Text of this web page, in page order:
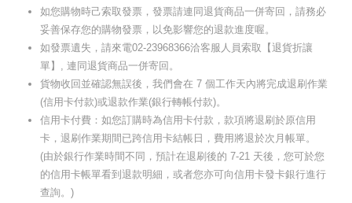
如您購物時己索取發票，發票請連同退貨商品一併寄回，請務必
妥善保存您的購物發票，以免影響您的退款進度喔。
如發票遺失，請來電02-23968366洽客服人員索取【退貨折讓
單】, 連同退貨商品一併寄回。
貨物收回並確認無誤後，我們會在 7 個工作天內將完成退刷作業
(信用卡付款)或退款作業(銀行轉帳付款)。
信用卡付費：如您訂購時為信用卡付款，款項將退刷於原信用
卡，退刷作業期間已跨信用卡結帳日，費用將退於次月帳單。
(由於銀行作業時間不同，預計在退刷後的 7-21 天後，您可於您
的信用卡帳單看到退款明細，或者您亦可向信用卡發卡銀行進行
查詢。)